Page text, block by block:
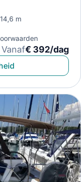
14,6 m
Vanaf€ 392/dag